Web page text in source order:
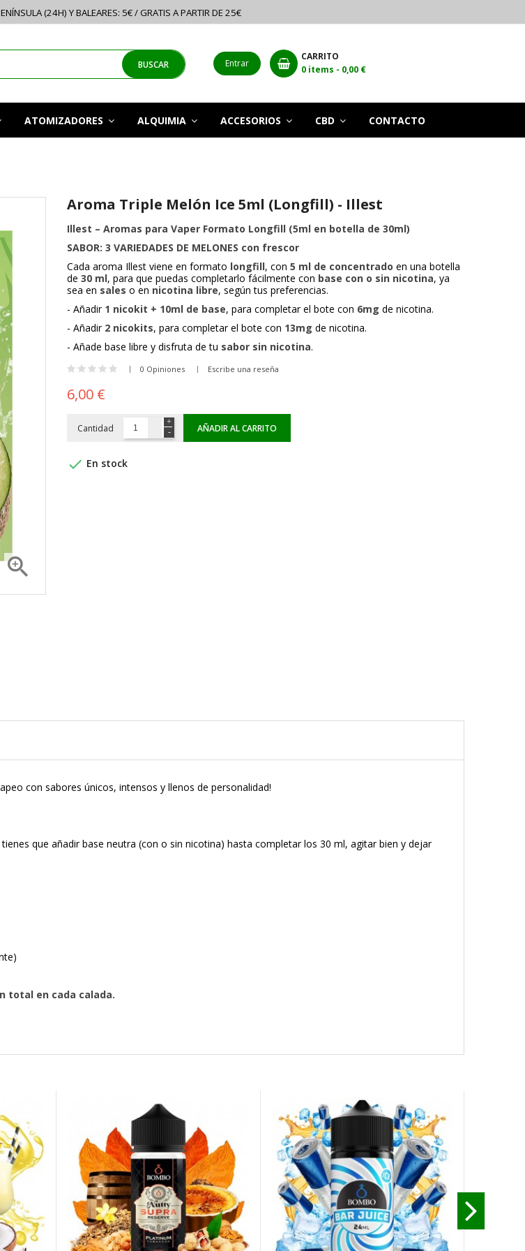
(24H) Y BALEARES: 5€ / GRATIS A PARTIR DE 25€
BUSCAR Entrar
CARRITO
0 items - 0,00 €
ATOMIZADORES ALQUIMIA ACCESORIOS CBD CONTACTO

Aroma Triple Melón Ice 5ml (Longfill) - Illest
Illest – Aromas para Vaper Formato Longfill (5ml en botella de 30ml)
SABOR: 3 VARIEDADES DE MELONES con frescor
Cada aroma Illest viene en formato longfill, con 5 ml de concentrado en una botella
de 30 ml, para que puedas completarlo fácilmente con base con o sin nicotina, ya
sea en sales o en nicotina libre, según tus preferencias.
- Añadir 1 nicokit + 10ml de base, para completar el bote con 6mg de nicotina.
- Añadir 2 nicokits, para completar el bote con 13mg de nicotina.
- Añade base libre y disfruta de tu sabor sin nicotina.
0 Opiniones Escribe una reseña
6,00 €
Cantidad AÑADIR AL CARRITO
 En stock
con sabores únicos, intensos y llenos de personalidad!
que añadir base neutra (con o sin nicotina) hasta completar los 30 ml, agitar bien y dejar
total en cada calada.